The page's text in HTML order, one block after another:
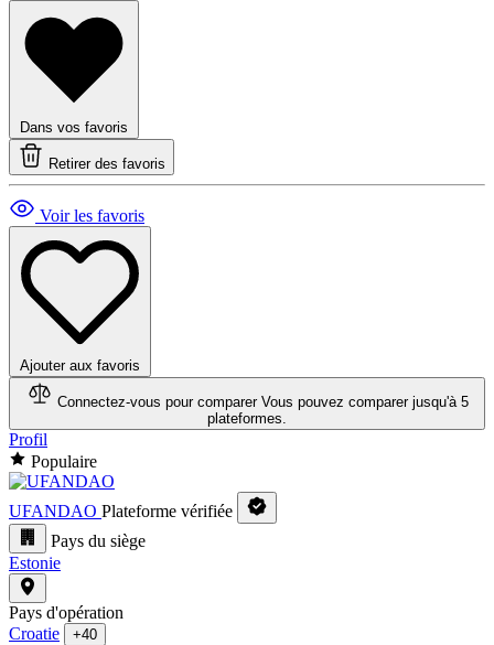
Dans vos favoris
Retirer des favoris
Voir les favoris
Ajouter aux favoris
Connectez-vous pour comparer Vous pouvez comparer jusqu'à 5
plateformes.
Profil
Populaire
UFANDAO Plateforme vérifiée
Pays du siège
Estonie
Pays d'opération
Croatie
+40